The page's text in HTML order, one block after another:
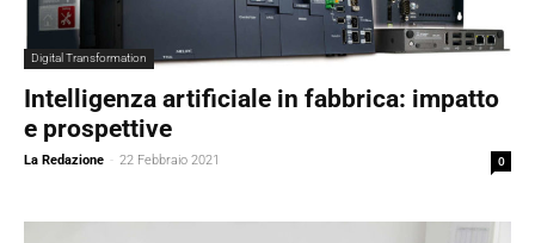
Digital Transformation
Intelligenza artificiale in fabbrica: impatto
e prospettive
La Redazione - 22 Febbraio 2021 0